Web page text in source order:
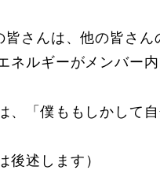
さんは、他の皆さん
ネルギーがメンバー
、「僕ももしかして
後述します）